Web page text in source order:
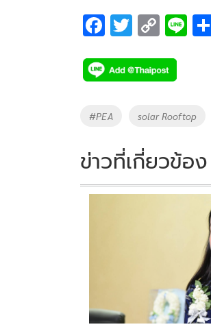
F
e
b
o
k
T
tt
er
C
p
y
Li
k
Li
Tags
#PEA solar Rooftop
ข่าวที่เกี่ยวข้อง